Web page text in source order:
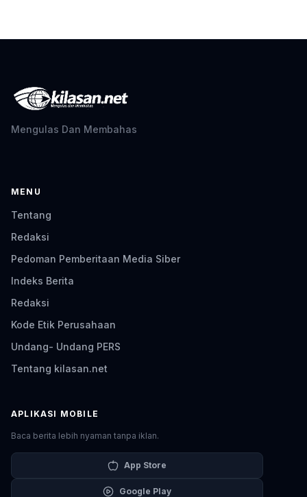
Mengulas Dan Membahas
MENU
Tentang
Redaksi
Pedoman Pemberitaan Media Siber
Indeks Berita
Redaksi
Kode Etik Perusahaan
Undang- Undang PERS
Tentang kilasan.net
APLIKASI MOBILE
Baca berita lebih nyaman tanpa iklan.
App Store
Google Play